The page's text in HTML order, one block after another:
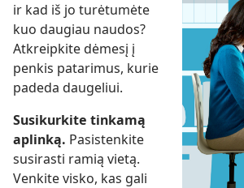
ir kad iš jo turėtumėte
kuo daugiau naudos?
Atkreipkite dėmesį į
penkis patarimus, kurie
padeda daugeliui.
Susikurkite tinkamą
aplinką. Pasistenkite
susirasti ramią vietą.
Venkite visko, kas gali